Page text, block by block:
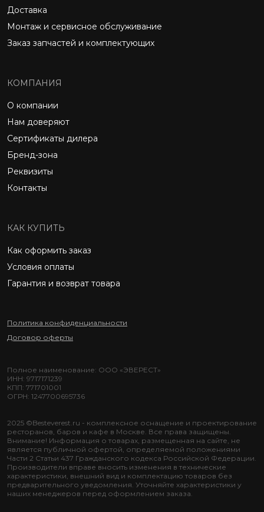
Доставка
Монтаж и сервисное обслуживание
Заказ запчастей и комплектующих
КОМПАНИЯ
О компании
Нам доверяют
Сертификаты дилера
Бренд-зона
Реквизиты
Контакты
КАК КУПИТЬ
Как оформить заказ
Условия оплаты
Гарантия и возврат товара
Политика конфиденциальности
Договор оферты
2025 ©Besteverest.ru - комплексное оснащение и проектирование
ресторанов, баров и кафе в Москве. Все права защищены.
Внимание! Информация о товарах, размещенная на сайте, не
является публичной офертой, определяемой положениями
Части 2 Статьи 437 Гражданского кодекса Российской Федерации.
Производители вправе вносить изменения в технические
характеристики, внешний вид и комплектацию товаров без
предварительного уведомления. Уточняйте характеристики у
наших менеджеров перед оформлением заказа.
Полное наименование: ООО «ЭВЕРЕСТ»
ИНН: 9717171239
КПП: 771701001
ОГРН: 1247700695736